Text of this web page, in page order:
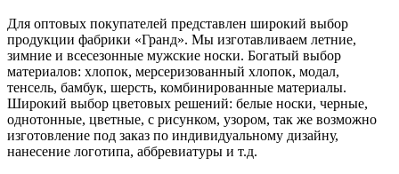
Для оптовых покупателей представлен широкий выбор
продукции фабрики «Гранд». Мы изготавливаем летние,
зимние и всесезонные мужские носки. Богатый выбор
материалов: хлопок, мерсеризованный хлопок, модал,
тенсель, бамбук, шерсть, комбинированные материалы.
Широкий выбор цветовых решений: белые носки, черные,
однотонные, цветные, с рисунком, узором, так же возможно
изготовление под заказ по индивидуальному дизайну,
нанесение логотипа, аббревиатуры и т.д.